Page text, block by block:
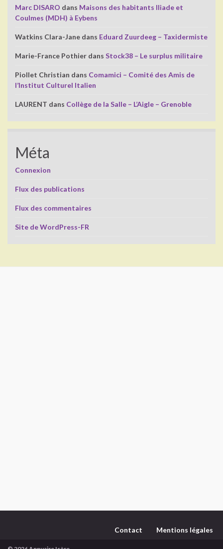
Marc DISARO dans Maisons des habitants Iliade et
Coulmes (MDH) à Eybens
Watkins Clara-Jane dans Eduard Zuurdeeg – Taxidermiste
Marie-France Pothier dans Stock38 – Le surplus militaire
Piollet Christian dans Comamici – Comité des Amis de
l’Institut Culturel Italien
LAURENT dans Collège de la Salle – L’Aigle – Grenoble
Méta
Connexion
Flux des publications
Flux des commentaires
Site de WordPress-FR
Contact Mentions légales